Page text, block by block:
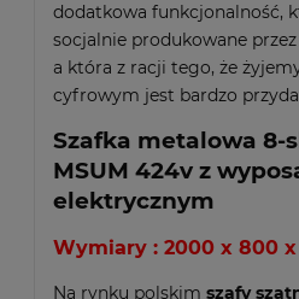
dodatkowa funkcjonalność,
socjalnie produkowane przez
a która z racji tego, że
cyfrowym jest bardzo
Szafka metalowa 8-
MSUM 424v z
elektrycznym
Wymiary : 2000 x 800
Na rynku polskim szafy